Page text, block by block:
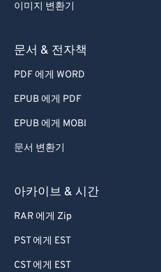
이미지 변환기
문서 & 전자책
PDF 에게 WORD
EPUB 에게 PDF
EPUB 에게 MOBI
문서 변환기
아카이브 & 시간
RAR 에게 Zip
PST 에게 EST
CST 에게 EST